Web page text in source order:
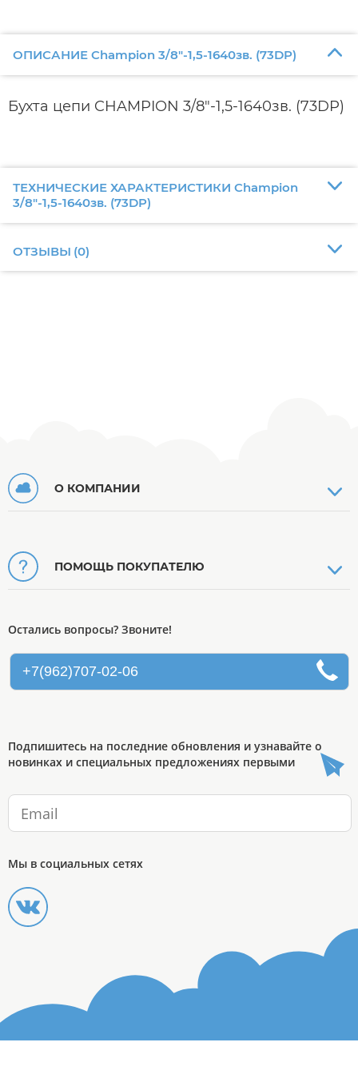
ОПИСАНИЕ Champion 3/8"-1,5-1640зв. (73DP)
Бухта цепи CHAMPION 3/8"-1,5-1640зв. (73DP)
ТЕХНИЧЕСКИЕ ХАРАКТЕРИСТИКИ Champion
3/8"-1,5-1640зв. (73DP)
ОТЗЫВЫ (0)
О КОМПАНИИ
ПОМОЩЬ ПОКУПАТЕЛЮ
Остались вопросы? Звоните!
+7(962)707-02-06
Подпишитесь на последние обновления и узнавайте о
новинках и специальных предложениях первыми
Мы в социальных сетях